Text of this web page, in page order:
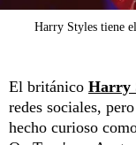
Harry Styles tiene
El británico Harry
redes sociales,
hecho curioso